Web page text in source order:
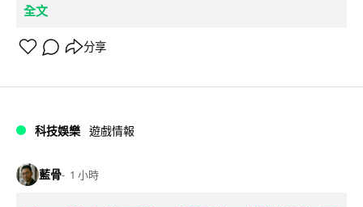
全文
分享
科技娛樂 遊戲情報
藍骨 1 小時